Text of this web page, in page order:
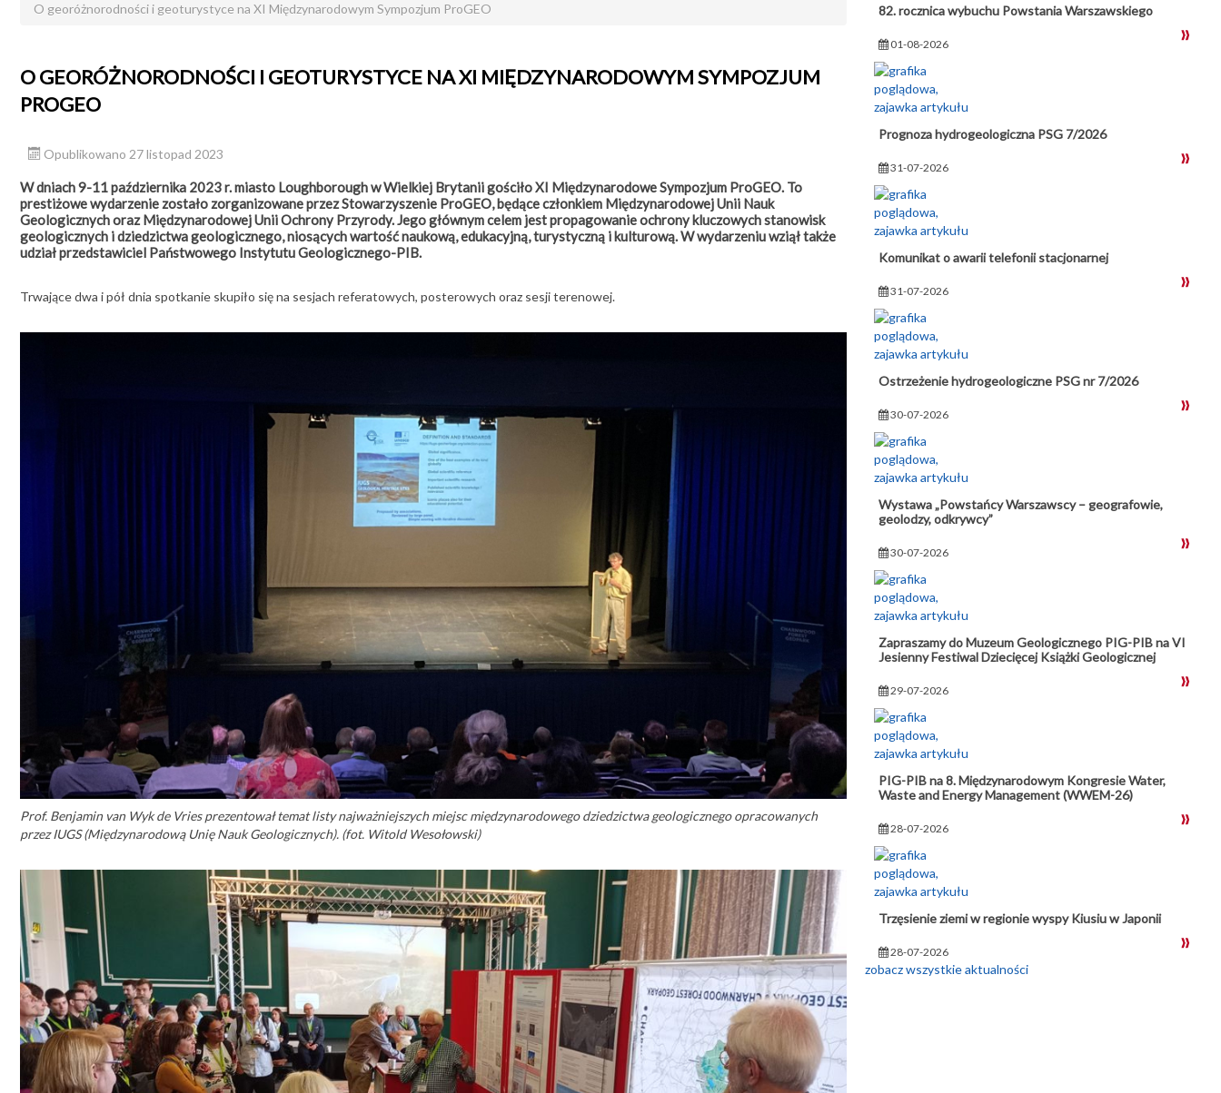
O georóżnorodności i geoturystyce na XI Międzynarodowym Sympozjum ProGEO
O GEORÓŻNORODNOŚCI I GEOTURYSTYCE NA XI MIĘDZYNARODOWYM SYMPOZJUM
PROGEO
Opublikowano 27 listopad 2023
W dniach 9-11 października 2023 r. miasto Loughborough w Wielkiej Brytanii gościło XI Międzynarodowe Sympozjum ProGEO. To
prestiżowe wydarzenie zostało zorganizowane przez Stowarzyszenie ProGEO, będące członkiem Międzynarodowej Unii Nauk
Geologicznych oraz Międzynarodowej Unii Ochrony Przyrody. Jego głównym celem jest propagowanie ochrony kluczowych stanowisk
geologicznych i dziedzictwa geologicznego, niosących wartość naukową, edukacyjną, turystyczną i kulturową. W wydarzeniu wziął także
udział przedstawiciel Państwowego Instytutu Geologicznego-PIB.
Trwające dwa i pół dnia spotkanie skupiło się na sesjach referatowych, posterowych oraz sesji terenowej.
Prof. Benjamin van Wyk de Vries prezentował temat listy najważniejszych miejsc międzynarodowego dziedzictwa geologicznego opracowanych
przez IUGS (Międzynarodową Unię Nauk Geologicznych). (fot. Witold Wesołowski)
82. rocznica wybuchu Powstania Warszawskiego
01-08-2026
Prognoza hydrogeologiczna PSG 7/2026
31-07-2026
Komunikat o awarii telefonii stacjonarnej
31-07-2026
Ostrzeżenie hydrogeologiczne PSG nr 7/2026
30-07-2026
Wystawa „Powstańcy Warszawscy – geografowie,
geolodzy, odkrywcy”
30-07-2026
Zapraszamy do Muzeum Geologicznego PIG-PIB na VI
Jesienny Festiwal Dziecięcej Książki Geologicznej
29-07-2026
PIG-PIB na 8. Międzynarodowym Kongresie Water,
Waste and Energy Management (WWEM-26)
28-07-2026
Trzęsienie ziemi w regionie wyspy Kiusiu w Japonii
28-07-2026
zobacz wszystkie aktualności